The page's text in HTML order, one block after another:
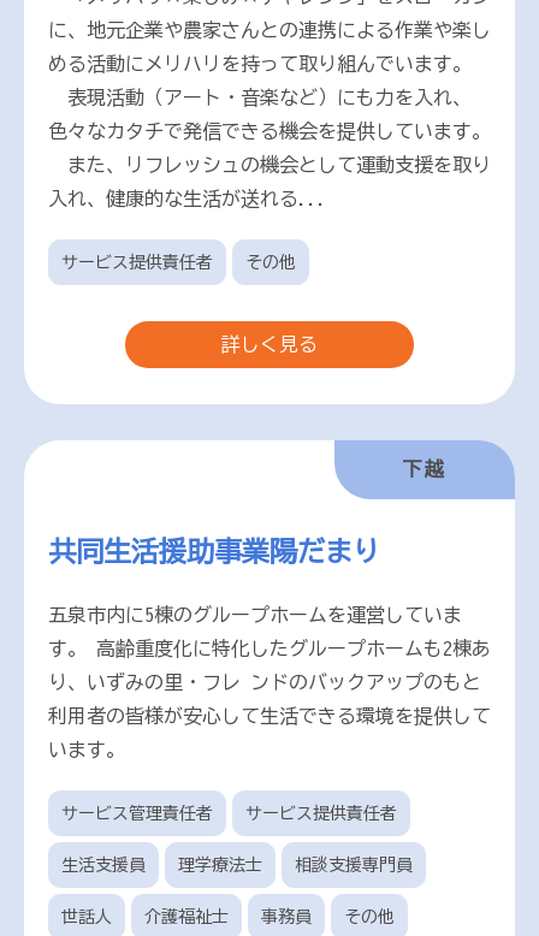
に、地元企業や農家さんとの連携による作業や楽し
める活動にメリハリを持って取り組んでいます。
表現活動（アート・音楽など）にも力を入れ、
色々なカタチで発信できる機会を提供しています。
また、リフレッシュの機会として運動支援を取り
入れ、健康的な生活が送れる...
サービス提供責任者 その他
詳しく見る
共同生活援助事業陽だまり
下越
五泉市内に5棟のグループホームを運営していま
す。 高齢重度化に特化したグループホームも2棟あ
り、いずみの里・フレ ンドのバックアップのもと
利用者の皆様が安心して生活できる環境を提供して
います。
サービス管理責任者 サービス提供責任者
生活支援員 理学療法士 相談支援専門員
世話人 介護福祉士 事務員 その他